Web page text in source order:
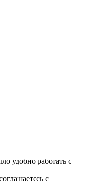
удобно работать с
с